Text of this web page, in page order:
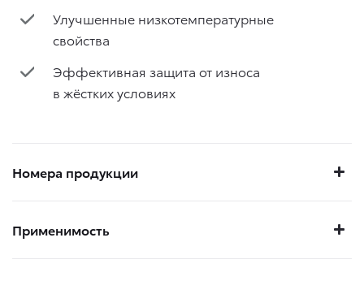
Улучшенные низкотемпературные
свойства
Эффективная защита от износа
в жёстких условиях
Номера продукции
Применимость